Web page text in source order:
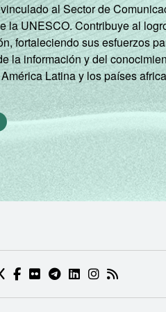
al Sector de
la UNESCO. Contribuye al
fortaleciendo sus esfuerzos
la información y del
Latina y los países
DO NIC.BR (ABRE EM
DO NIC.BR (ABRE EM
FACEBOOK DO NIC.BR
FLICKR DO NIC.BR (ABRE
TELEGRAM DO
LINKEDIN DO
INSTAGRAM
RSS DO